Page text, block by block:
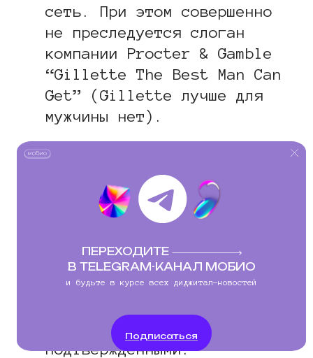
сеть. При этом совершенно
не преследуется слоган
компании Procter & Gamble
“Gillette The Best Man Can
Get” (Gillette лучше для
мужчины нет).
Введение покупателя в
заблуждение и
предоставление
недостоверной
информации.Реклама должна
быть точной и правдивой —
данные о цене, скидках,
товара обязаны быть
подтвержденными.
ПЕРЕХОДИТЕ
В TELEGRAM-КАНАЛ МОБИО
и будьте в курсе всех диджитал-новостей
Подписаться